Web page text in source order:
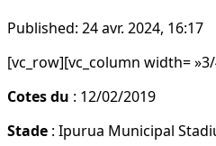
Published: 24 avr. 2024, 16:17
[vc_row][vc_column width=
Cotes du : 12/02/2019
Stade : Ipurua Municipal